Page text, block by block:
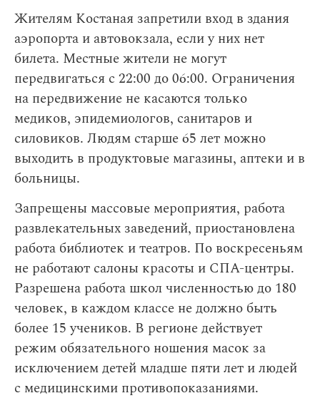
Жителям Костаная запретили вход в здания
аэропорта и автовокзала, если у них нет
билета. Местные жители не могут
передвигаться с 22:00 до 06:00. Ограничения
на передвижение не касаются только
медиков, эпидемиологов, санитаров и
силовиков. Людям старше 65 лет можно
выходить в продуктовые магазины, аптеки и в
больницы.
Запрещены массовые мероприятия, работа
развлекательных заведений, приостановлена
работа библиотек и театров. По воскресеньям
не работают салоны красоты и СПА-центры.
Разрешена работа школ численностью до 180
человек, в каждом классе не должно быть
более 15 учеников. В регионе действует
режим обязательного ношения масок за
исключением детей младше пяти лет и людей
с медицинскими противопоказаниями.